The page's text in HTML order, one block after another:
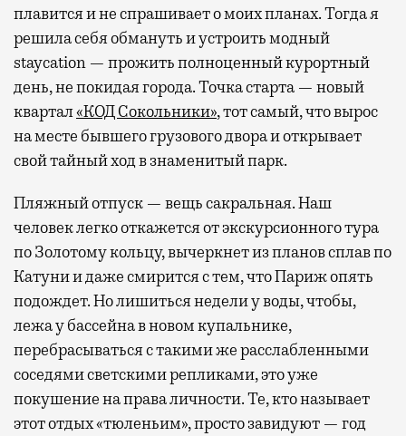
плавится и не спрашивает о моих планах. Тогда я
решила себя обмануть и устроить модный
staycation — прожить полноценный курортный
день, не покидая города. Точка старта — новый
квартал«КОД Сокольники», тот самый, что вырос
на месте бывшего грузового двора и открывает
свой тайный ход в знаменитый парк.
Пляжный отпуск — вещь сакральная. Наш
человек легко откажется от экскурсионного тура
по Золотому кольцу, вычеркнет из планов сплав по
Катуни и даже смирится с тем, что Париж опять
подождет. Но лишиться недели у воды, чтобы,
лежа у бассейна в новом купальнике,
перебрасываться с такими же расслабленными
соседями светскими репликами, это уже
покушение на права личности. Те, кто называет
этот отдых «тюленьим», просто завидуют — год